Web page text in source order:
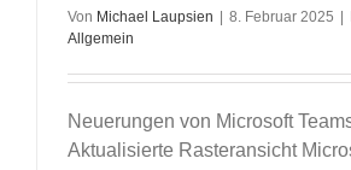
Von Michael Laupsien 8. Februar 2025
Allgemein
Neuerungen von Microsoft
Aktualisierte Rasteransicht